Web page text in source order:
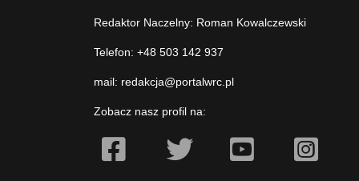
Redaktor Naczelny: Roman Kowalczewski
Telefon: +48 503 142 937
mail: redakcja@portalwrc.pl
Zobacz nasz profil na: